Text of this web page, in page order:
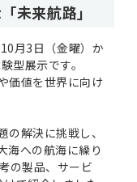
未来航路」
月3日（金曜）か
型展示です。
価値を世界に向け
解決に挑戦し、
海への航海に繰り
の製品、サービ